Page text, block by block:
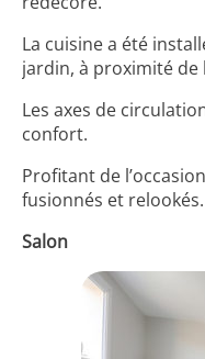
La cuisine a été
jardin, à proximité de
Les axes de
confort.
Profitant de
fusionnés et relookés.
Salon